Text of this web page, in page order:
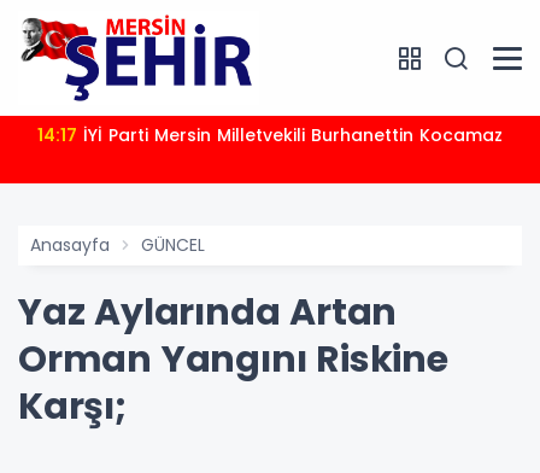
14:17 İYİ Parti Mersin Milletvekili Burhanettin Kocamaz
Anasayfa GÜNCEL
Yaz Aylarında Artan
Orman Yangını Riskine
Karşı;